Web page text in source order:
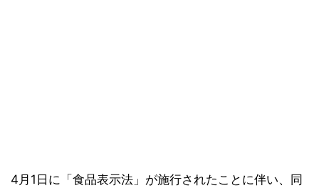
4月1日に「食品表示法」が施行されたことに伴い、同